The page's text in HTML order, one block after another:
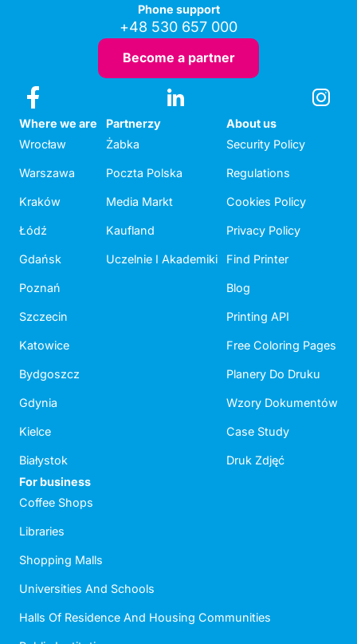
Phone support
+48 530 657 000
Become a partner
Where we are
Wrocław
Warszawa
Kraków
Łódź
Gdańsk
Poznań
Szczecin
Katowice
Bydgoszcz
Gdynia
Kielce
Białystok
Partnerzy
Żabka
Poczta Polska
Media Markt
Kaufland
Uczelnie I Akademiki
About us
Security Policy
Regulations
Cookies Policy
Privacy Policy
Find Printer
Blog
Printing API
Free Coloring Pages
Planery Do Druku
Wzory Dokumentów
Case Study
Druk Zdjęć
For business
Coffee Shops
Libraries
Shopping Malls
Universities And Schools
Halls Of Residence And Housing Communities